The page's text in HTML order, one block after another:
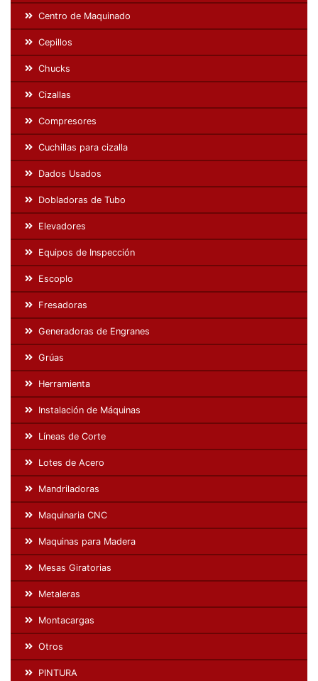
Centro de Maquinado
Cepillos
Chucks
Cizallas
Compresores
Cuchillas para cizalla
Dados Usados
Dobladoras de Tubo
Elevadores
Equipos de Inspección
Escoplo
Fresadoras
Generadoras de Engranes
Grúas
Herramienta
Instalación de Máquinas
Líneas de Corte
Lotes de Acero
Mandriladoras
Maquinaria CNC
Maquinas para Madera
Mesas Giratorias
Metaleras
Montacargas
Otros
PINTURA